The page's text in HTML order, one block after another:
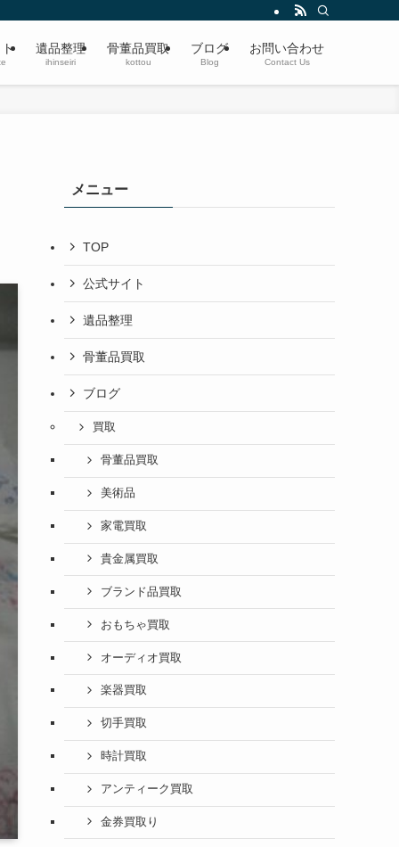
整理・生前整理・蔵の整理・空き家整理〜ブランド品、切手、楽器、時計、
遺品整理
ihinseiri
骨董品買取
kottou
ブログ
Blog
お問い合わせ
Contact Us
メニュー
TOP
公式サイト
遺品整理
骨董品買取
ブログ
買取
骨董品買取
美術品
家電買取
貴金属買取
ブランド品買取
おもちゃ買取
オーディオ買取
楽器買取
切手買取
時計買取
アンティーク買取
金券買取り